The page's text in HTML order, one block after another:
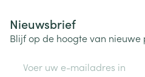
Nieuwsbrief
Blijf op de hoogte van